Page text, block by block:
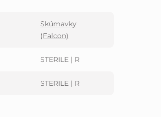
Skúmavky
(Falcon)
STERILE | R
STERILE | R